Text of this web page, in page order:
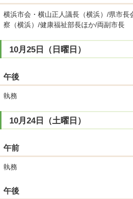
横浜市会・横山正人議長（横浜）/県市
察（横浜）/健康福祉部長ほか/両副市長
10月25日（日曜日）
午後
執務
10月24日（土曜日）
午前
執務
午後